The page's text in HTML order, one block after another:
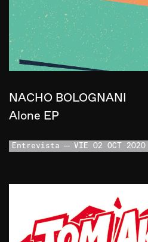
NACHO BOLOGNANI
Alone EP
Entrevista VIE 02 OCT 2020